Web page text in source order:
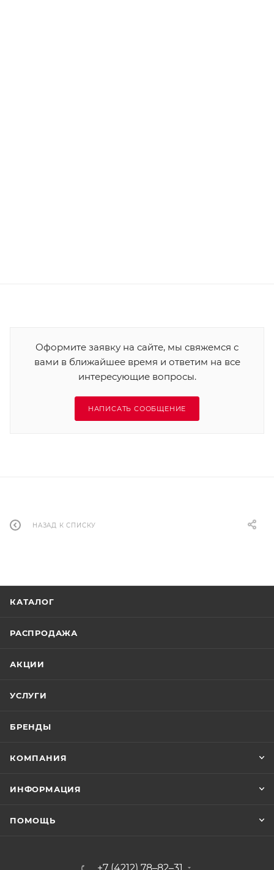
Оформите заявку на сайте, мы свяжемся с
вами в ближайшее время и ответим на все
интересующие вопросы.
НАПИСАТЬ СООБЩЕНИЕ
НАЗАД К СПИСКУ
КАТАЛОГ
РАСПРОДАЖА
АКЦИИ
УСЛУГИ
БРЕНДЫ
КОМПАНИЯ
ИНФОРМАЦИЯ
ПОМОЩЬ